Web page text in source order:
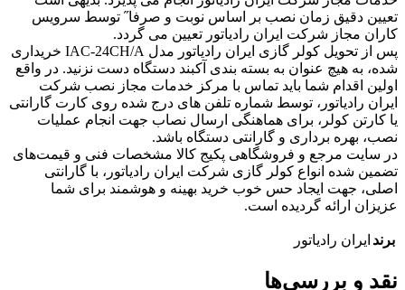
تعیین دقیق زمان نصب بر اساس نوبت و صرفا˝ توسط سرویس
کاران مجاز شرکت ایران رادیاتور تعیین می گردد.
پس از تحویل کولر گازی ایران رادیاتور مدل IAC-24CH/A خریداری
شده، به هیچ عنوان به بسته بندی آکبند دستگاه دست نزنید. در واقع
اولین اقدام شما باید تماس با مرکز خدمات مجاز نصب شرکت
ایران رادیاتور، توسط شماره تلفن های درج شده روی کارت گارانتی
یا کارتن کولر، برای هماهنگی ارسال نصاب جهت انجام عملیات
نصب، بهره برداری و گارانتی دستگاه باشد.
در سایت مرجع و فروشگاهی پکیج کالا مشخصات فنی و قیمت‌های
تضمین شده انواع کولر گازی شرکت ایران رادیاتور، با گارانتی
اصلی، جهت ایجاد حس خوب خرید بهینه و هوشمند برای شما
عزیزان ارائه گردیده است.
برند ایران رادیاتور
نقد و بررسی‌ها